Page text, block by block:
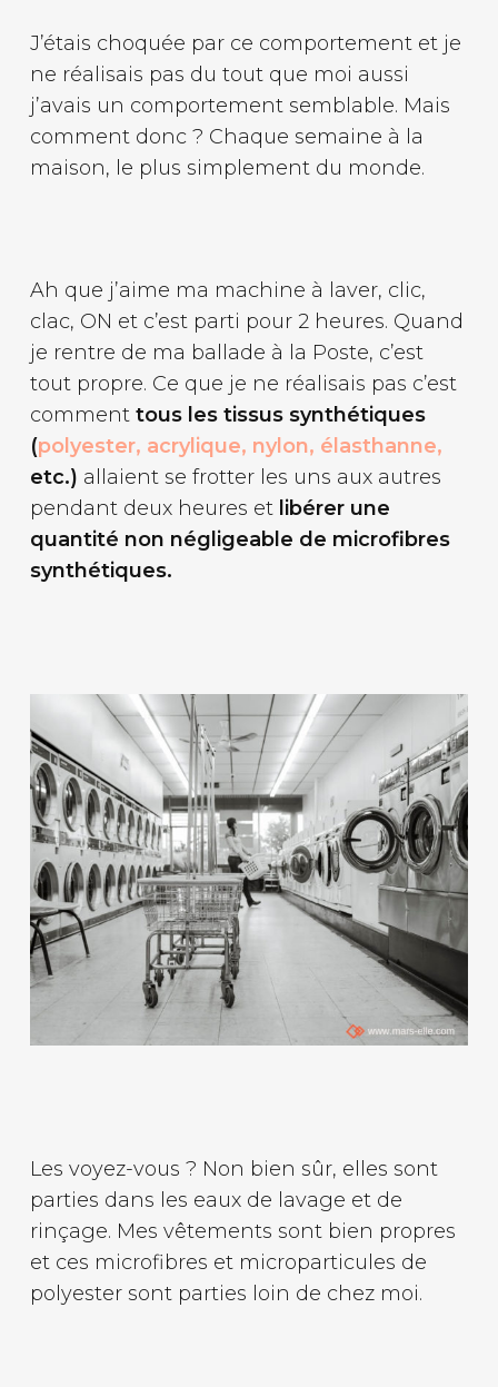
J’étais choquée par ce comportement et je
ne réalisais pas du tout que moi aussi
j’avais un comportement semblable. Mais
comment donc ? Chaque semaine à la
maison, le plus simplement du monde.
Ah que j’aime ma machine à laver, clic,
clac, ON et c’est parti pour 2 heures. Quand
je rentre de ma ballade à la Poste, c’est
tout propre. Ce que je ne réalisais pas c’est
comment tous les tissus synthétiques
(polyester, acrylique, nylon, élasthanne,
etc.) allaient se frotter les uns aux autres
pendant deux heures et libérer une
quantité non négligeable de microfibres
synthétiques.
Les voyez-vous ? Non bien sûr, elles sont
parties dans les eaux de lavage et de
rinçage. Mes vêtements sont bien propres
et ces microfibres et microparticules de
polyester sont parties loin de chez moi.